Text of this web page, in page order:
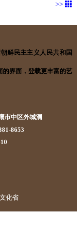
>>
鲜民主主义人民共和国
的界面，登载更丰富的艺
市中区外城洞
8653
化省